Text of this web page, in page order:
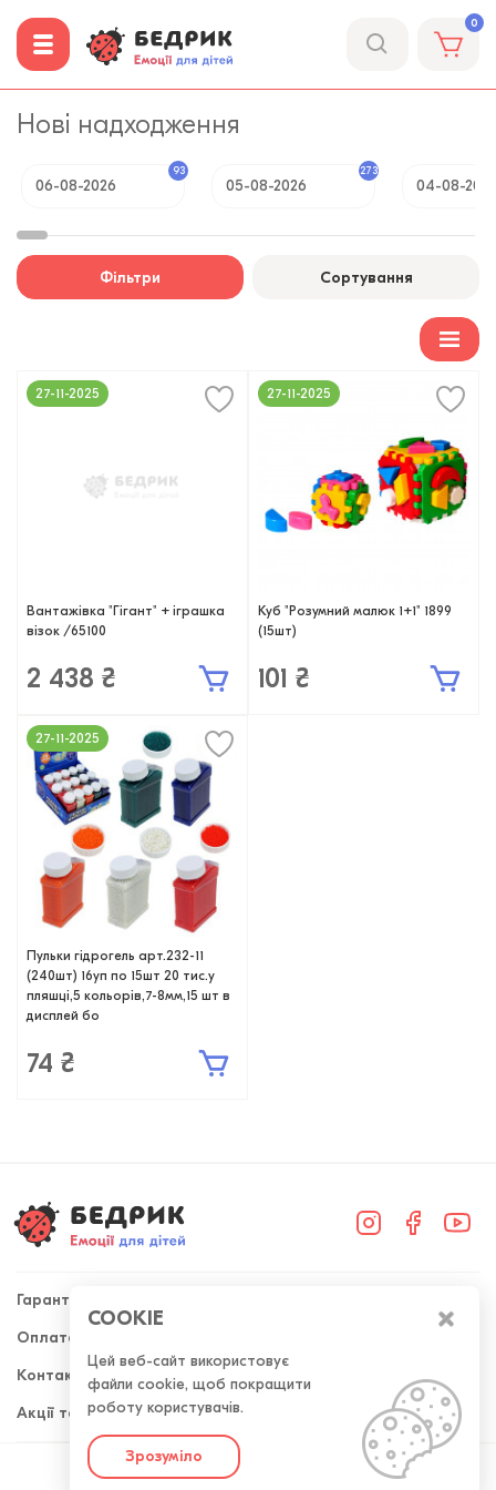
0
Нові надходження
06-08-2026
93
05-08-2026
273
04-08-
Фільтри Сортування
Вантажівка "Гігант" + іграшка
візок /65100
2 438 ₴
27-11-2025
Куб "Розумний малюк 1+1" 1899
(15шт)
101 ₴
27-11-2025
Пульки гідрогель арт.232-11
(240шт) 16уп по 15шт 20 тис.у
пляшці,5 кольорів,7-8мм,15 шт в
дисплей бо
74 ₴
27-11-2025
Гарантія
Оплата та доставка
Контакти
Акції та знижки
Передзвоніть мені
Розроблено
COOKIE
Цей веб-сайт використовує
файли cookie, щоб покращити
роботу користувачів.
Зрозуміло